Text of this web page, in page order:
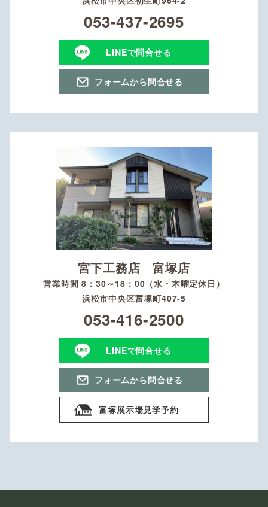
053-437-2695
LINEで問合せる
フォームから問合せる
宮下工務店 富塚店
営業時間 8：30～18：00（水・木曜定休日）
浜松市中央区富塚町407-5
053-416-2500
LINEで問合せる
フォームから問合せる
富塚展示場見学予約